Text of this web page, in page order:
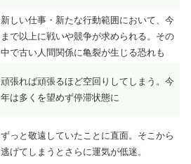
新しい仕事・新たな行動範囲において、今
まで以上に戦いや競争が求められる。その
中で古い人間関係に亀裂が生じる恐れも
頑張れば頑張るほど空回りしてしまう。今
年は多くを望めず停滞状態に
ずっと敬遠していたことに直面。そこから
逃げてしまうとさらに運気が低迷。